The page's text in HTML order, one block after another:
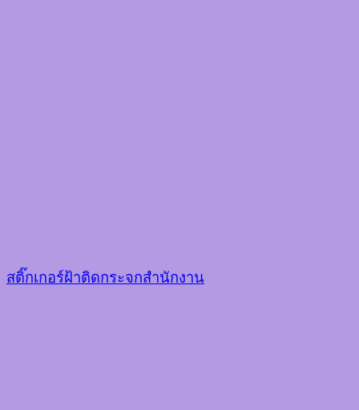
สติ๊กเกอร์ฝ้าติดกระจกสำนักงาน